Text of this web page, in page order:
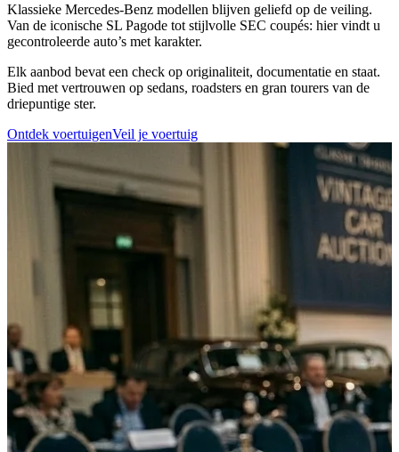
Klassieke Mercedes-Benz modellen blijven geliefd op de veiling.
Van de iconische SL Pagode tot stijlvolle SEC coupés: hier vindt u
gecontroleerde auto’s met karakter.
Elk aanbod bevat een check op originaliteit, documentatie en staat.
Bied met vertrouwen op sedans, roadsters en gran tourers van de
driepuntige ster.
Ontdek voertuigenVeil je voertuig